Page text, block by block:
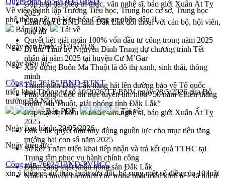
Gặp mặt đại biểu trí thức, văn nghệ sĩ, báo giới Xuân Ất Tỵ
2025
Lãnh đạo UBND tỉnh Đắk Lắk đối thoại với cán bộ, hội viên,
phụ nữ
Quyết liệt giải ngân 100% vốn đầu tư công trong năm 2025
Bí thư Tỉnh ủy Nguyễn Đình Trung dự chương trình Tết
nhân ái năm 2025 tại huyện Cư M’Gar
Xây dựng Buôn Ma Thuột là đô thị xanh, sinh thái, thông
minh
Thanh niên Đắk Lắk hăng hái lên đường bảo vệ Tổ quốc
Phát động Cuộc thi trực tuyến tìm hiểu “50 năm Chiến thắng
Buôn Ma Thuột, giải phóng tỉnh Đắk Lắk”
Gặp mặt đại biểu trí thức, văn nghệ sĩ, báo giới Xuân Ất Tỵ
2025
Đắk Lắk quyết tâm huy động nguồn lực cho mục tiêu tăng
trưởng hai con số năm 2025
Sơ kết 5 năm triển khai tiếp nhận và trả kết quả TTHC tại
Trung tâm phục vụ hành chính công
Điểm sáng xuất khẩu nông sản Đắk Lắk
Nhiều chuyển biến tích cực trong phát triển kinh tế - xã hội ở
Về việc thành lập Trường Tiểu học, Trung học cơ sở, Trung học
phổ thông nội trú Văn hóa Công an nhân dân II
Bản PDF
Tải về
Ngày ban hành:31/05/2026
Ngày hiệu lực:
Công văn 7618/UBND-ĐTKT
triển khai Thông tư số 10/2026/TT-BNV ngày 28/5/2026 của Bộ
trưởng Bộ Nội vụ
Bản PDF
Tải về
Ngày ban hành:29/05/2026
Ngày hiệu lực:
Công văn 7603/UBND-PVHCC
xin ý kiến về dự thảo Luật sửa đổi, bổ sung một số điều của 10 luật